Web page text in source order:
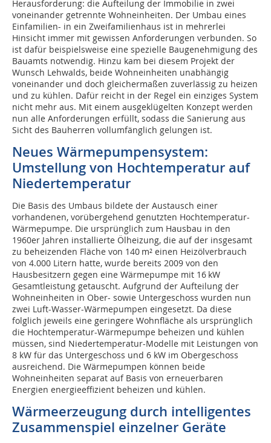
Herausforderung: die Aufteilung der Immobilie in zwei
voneinander getrennte Wohneinheiten. Der Umbau eines
Einfamilien- in ein Zweifamilienhaus ist in mehrerlei
Hinsicht immer mit gewissen Anforderungen verbunden. So
ist dafür beispielsweise eine spezielle Baugenehmigung des
Bauamts notwendig. Hinzu kam bei diesem Projekt der
Wunsch Lehwalds, beide Wohneinheiten unabhängig
voneinander und doch gleichermaßen zuverlässig zu heizen
und zu kühlen. Dafür reicht in der Regel ein einziges System
nicht mehr aus. Mit einem ausgeklügelten Konzept werden
nun alle Anforderungen erfüllt, sodass die Sanierung aus
Sicht des Bauherren vollumfänglich gelungen ist.
Neues Wärmepumpensystem:
Umstellung von Hochtemperatur auf
Niedertemperatur
Die Basis des Umbaus bildete der Austausch einer
vorhandenen, vorübergehend genutzten Hochtemperatur-
Wärmepumpe. Die ursprünglich zum Hausbau in den
1960er Jahren installierte Ölheizung, die auf der insgesamt
zu beheizenden Fläche von 140 m² einen Heizölverbrauch
von 4.000 Litern hatte, wurde bereits 2009 von den
Hausbesitzern gegen eine Wärmepumpe mit 16 kW
Gesamtleistung getauscht. Aufgrund der Aufteilung der
Wohneinheiten in Ober- sowie Untergeschoss wurden nun
zwei Luft-Wasser-Wärmepumpen eingesetzt. Da diese
folglich jeweils eine geringere Wohnfläche als ursprünglich
die Hochtemperatur-Wärmepumpe beheizen und kühlen
müssen, sind Niedertemperatur-Modelle mit Leistungen von
8 kW für das Untergeschoss und 6 kW im Obergeschoss
ausreichend. Die Wärmepumpen können beide
Wohneinheiten separat auf Basis von erneuerbaren
Energien energieeffizient beheizen und kühlen.
Wärmeerzeugung durch intelligentes
Zusammenspiel einzelner Geräte